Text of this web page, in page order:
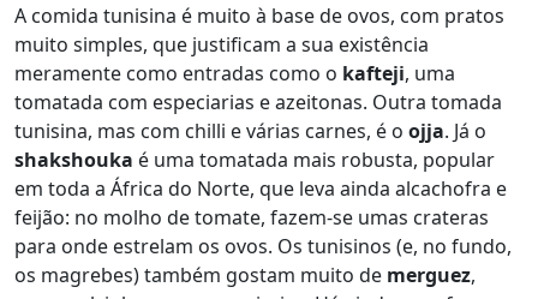
A comida tunisina é muito à base de ovos, com pratos
muito simples, que justificam a sua existência
meramente como entradas como o kafteji, uma
tomatada com especiarias e azeitonas. Outra tomada
tunisina, mas com chilli e várias carnes, é o ojja. Já o
shakshouka é uma tomatada mais robusta, popular
em toda a África do Norte, que leva ainda alcachofra e
feijão: no molho de tomate, fazem-se umas crateras
para onde estrelam os ovos. Os tunisinos (e, no fundo,
os magrebes) também gostam muito de merguez,